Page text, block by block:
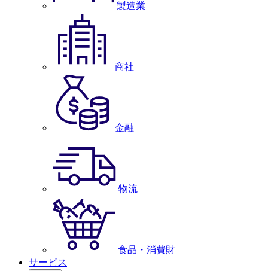
製造業
商社
金融
物流
食品・消費財
サービス